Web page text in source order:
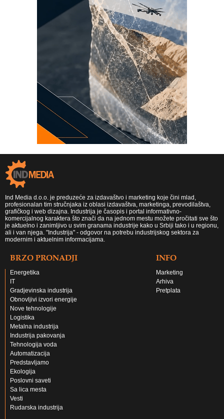
Ind Media d.o.o. je preduzeće za izdavaštvo i marketing koje čini mlad,
profesionalan tim stručnjaka iz oblasi izdavaštva, marketinga, prevodilaštva,
grafičkog i web dizajna. Industrija je časopis i portal informativno-
komercijalnog karaktera što znači da na jednom mestu možete pročitati sve što
je aktuelno i zanimljivo u svim granama industrije kako u Srbiji tako i u regionu,
ali i van njega. "Industrija" - odgovor na potrebu industrijskog sektora za
modernim i aktuelnim informacijama.
BRZO PRONADJI
Energetika
IT
Gradjevinska industrija
Obnovljivi izvori energije
Nove tehnologije
Logistika
Metalna industrija
Industrija pakovanja
Tehnologija voda
Automatizacija
Predstavljamo
Ekologija
Poslovni saveti
Sa lica mesta
Vesti
Rudarska industrija
INFO
Marketing
Arhiva
Pretplata